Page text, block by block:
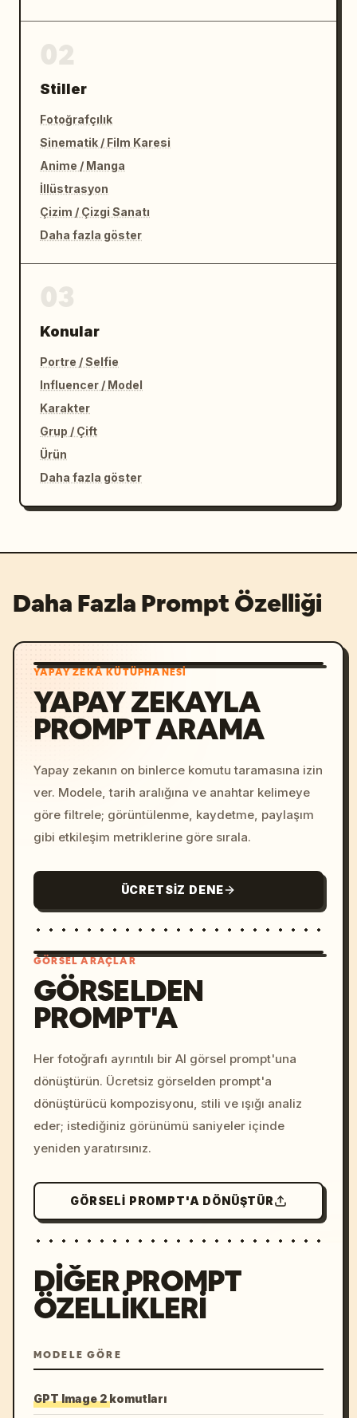
Stiller
Fotoğrafçılık
Sinematik / Film Karesi
Anime / Manga
İllüstrasyon
Çizim / Çizgi Sanatı
Daha fazla göster
Konular
Portre / Selfie
Influencer / Model
Karakter
Grup / Çift
Ürün
Daha fazla göster
Daha Fazla Prompt Özelliği
YAPAY ZEKÂ KÜTÜPHANESI
YAPAY ZEKAYLA
PROMPT ARAMA
Yapay zekanın on binlerce komutu taramasına izin
ver. Modele, tarih aralığına ve anahtar kelimeye
göre filtrele; görüntülenme, kaydetme, paylaşım
gibi etkileşim metriklerine göre sırala.
ÜCRETSIZ DENE
colors, 8k --v 6.0
GÖRSEL ARAÇLAR
GÖRSELDEN
PROMPT'A
Her fotoğrafı ayrıntılı bir AI görsel prompt'una
dönüştürün. Ücretsiz görselden prompt'a
dönüştürücü kompozisyonu, stili ve ışığı analiz
eder; istediğiniz görünümü saniyeler içinde
yeniden yaratırsınız.
GÖRSELI PROMPT'A DÖNÜŞTÜR
DIĞER PROMPT
ÖZELLIKLERI
MODELE GÖRE
GPT Image 2 komutları